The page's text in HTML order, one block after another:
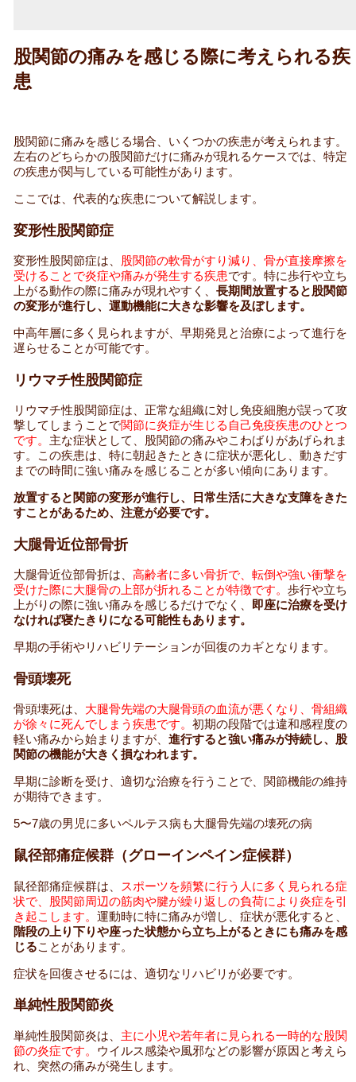
股関節の痛みを感じる際に考えられる疾
患
股関節に痛みを感じる場合、いくつかの疾患が考えられます。
左右のどちらかの股関節だけに痛みが現れるケースでは、特定
の疾患が関与している可能性があります。
ここでは、代表的な疾患について解説します。
変形性股関節症
変形性股関節症は、 股関節の軟骨がすり減り、骨が直接摩擦を
受けることで炎症や痛みが発生する疾患です。特に歩行や立ち
上がる動作の際に痛みが現れやすく、 長期間放置すると股関節
の変形が進行し、運動機能に大きな影響を及ぼします。
中高年層に多く見られますが、早期発見と治療によって進行を
遅らせることが可能です。
リウマチ性股関節症
リウマチ性股関節症は、正常な組織に対し免疫細胞が誤って攻
撃してしまうことで関節に炎症が生じる自己免疫疾患のひとつ
です。 主な症状として、股関節の痛みやこわばりがあげられま
す。この疾患は、特に朝起きたときに症状が悪化し、動きだす
までの時間に強い痛みを感じることが多い傾向にあります。
放置すると関節の変形が進行し、日常生活に大きな支障をきた
すことがあるため、注意が必要です。
大腿骨近位部骨折
大腿骨近位部骨折は、 高齢者に多い骨折で、転倒や強い衝撃を
受けた際に大腿骨の上部が折れることが特徴です。 歩行や立ち
上がりの際に強い痛みを感じるだけでなく、
即座に治療を受け
なければ寝たきりになる可能性もあります。
早期の手術やリハビリテーションが回復のカギとなります。
骨頭壊死
骨頭壊死は、 大腿骨先端の大腿骨頭の血流が悪くなり、骨組織
が徐々に死んでしまう疾患です。 初期の段階では違和感程度の
軽い痛みから始まりますが、 進行すると強い痛みが持続し、股
関節の機能が大きく損なわれます。
早期に診断を受け、適切な治療を行うことで、関節機能の維持
が期待できます。
5〜7歳の男児に多いペルテス病も大腿骨先端の壊死の病
鼠径部痛症候群（グローインペイン症候群）
鼠径部痛症候群は、
スポーツを頻繁に行う人に多く見られる症
状で、股関節周辺の筋肉や腱が繰り返しの負荷により炎症を引
き起こします。 運動時に特に痛みが増し、症状が悪化すると、
階段の上り下りや座った状態から立ち上がるときにも痛みを感
じることがあります。
症状を回復させるには、適切なリハビリが必要です。
単純性股関節炎
単純性股関節炎は、 主に小児や若年者に見られる一時的な股関
節の炎症です。 ウイルス感染や風邪などの影響が原因と考えら
れ、突然の痛みが発生します。